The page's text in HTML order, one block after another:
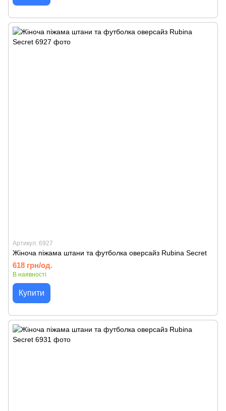
Артикул: 6927
Жіноча піжама штани та футболка оверсайз Rubina Secret
618 грн/од.
В наявності
Купити